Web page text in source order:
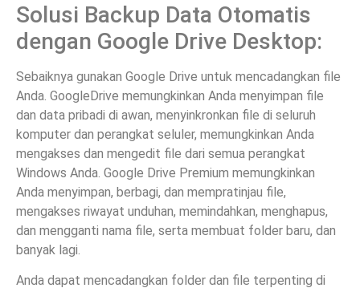
Solusi Backup Data Otomatis
dengan Google Drive Desktop:
Sebaiknya gunakan Google Drive untuk mencadangkan file
Anda. GoogleDrive memungkinkan Anda menyimpan file
dan data pribadi di awan, menyinkronkan file di seluruh
komputer dan perangkat seluler, memungkinkan Anda
mengakses dan mengedit file dari semua perangkat
Windows Anda. Google Drive Premium memungkinkan
Anda menyimpan, berbagi, dan mempratinjau file,
mengakses riwayat unduhan, memindahkan, menghapus,
dan mengganti nama file, serta membuat folder baru, dan
banyak lagi.
Anda dapat mencadangkan folder dan file terpenting di